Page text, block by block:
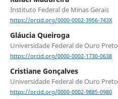
Instituto Federal de Minas Gerais
https://orcid.org/0000-0002-3956-743X
Gláucia Queiroga
Universidade Federal de Ouro Preto
https://orcid.org/0000-0002-1730-0638
Cristiane Gonçalves
Universidade Federal de Ouro Preto
https://orcid.org/0000-0002-9885-0980